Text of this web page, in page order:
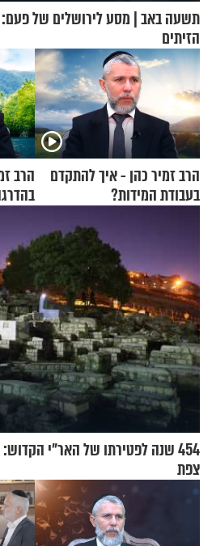
תשעה באב | מסע לירושלים של
הזיתים
הרב זמיר כהן - איך להתקדם
בעבודת המידות?
הרב
צפת